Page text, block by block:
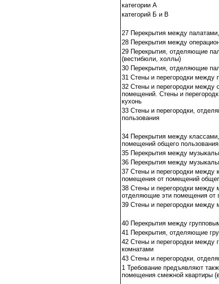
категории А
категорий Б и В
27 Перекрытия между
28 Перекрытия между
29 Перекрытия, отделяющие
(вестибюли, холлы)
30 Перекрытия, отделяющие
31 Стены и перегородки между
32 Стены и перегородки между
помещений. Стены и
кухонь
33 Стены и перегородки,
пользования
34 Перекрытия между
помещений общего
35 Перекрытия между
36 Перекрытия между
37 Стены и перегородки между
помещения от помещений
38 Стены и перегородки между
отделяющие эти помещения от
39 Стены и перегородки между
40 Перекрытия между
41 Перекрытия, отделяющие
42 Стены и перегородки между
комнатами
43 Стены и перегородки,
1 Требование предъявляют
помещения смежной квартиры